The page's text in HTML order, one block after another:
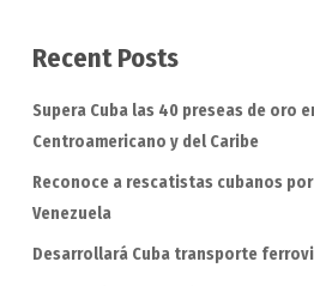
Recent Posts
Supera Cuba las 40 preseas de oro
Centroamericano y del Caribe
Reconoce a rescatistas cubanos
Venezuela
Desarrollará Cuba transporte